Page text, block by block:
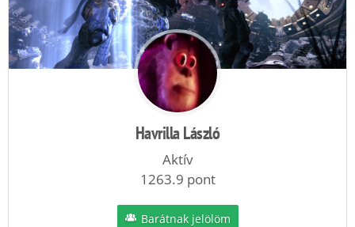
Havrilla László
Aktív
1263.9 pont
Barátnak jelölöm